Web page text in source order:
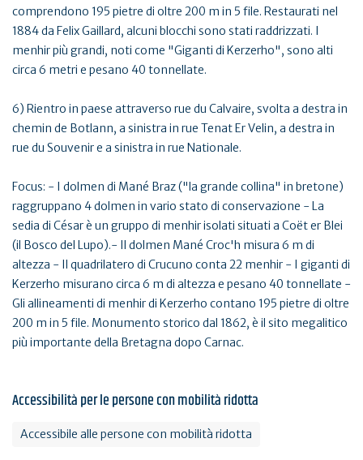
comprendono 195 pietre di oltre 200 m in 5 file. Restaurati nel
1884 da Felix Gaillard, alcuni blocchi sono stati raddrizzati. I
menhir più grandi, noti come "Giganti di Kerzerho", sono alti
circa 6 metri e pesano 40 tonnellate.
6) Rientro in paese attraverso rue du Calvaire, svolta a destra in
chemin de Botlann, a sinistra in rue Tenat Er Velin, a destra in
rue du Souvenir e a sinistra in rue Nationale.
Focus: - I dolmen di Mané Braz ("la grande collina" in bretone)
raggruppano 4 dolmen in vario stato di conservazione - La
sedia di César è un gruppo di menhir isolati situati a Coët er Blei
(il Bosco del Lupo).- Il dolmen Mané Croc'h misura 6 m di
altezza - Il quadrilatero di Crucuno conta 22 menhir - I giganti di
Kerzerho misurano circa 6 m di altezza e pesano 40 tonnellate -
Gli allineamenti di menhir di Kerzerho contano 195 pietre di oltre
200 m in 5 file. Monumento storico dal 1862, è il sito megalitico
più importante della Bretagna dopo Carnac.
Accessibilità per le persone con mobilità ridotta
Accessibile alle persone con mobilità ridotta